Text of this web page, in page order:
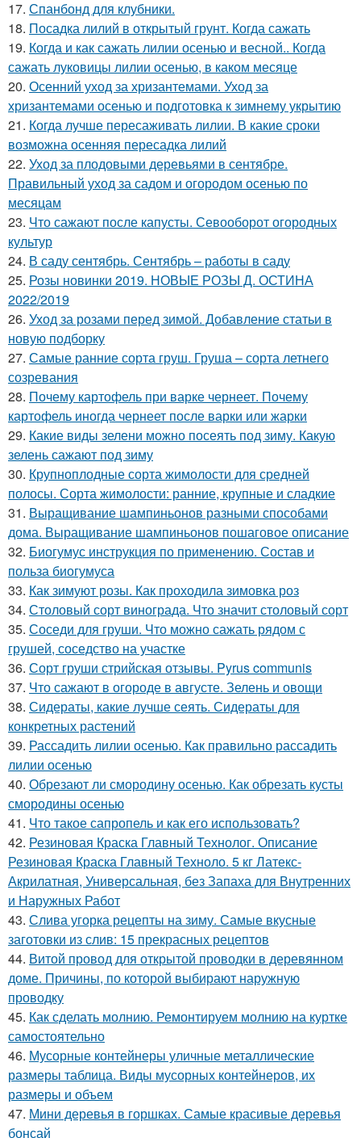
17. Спанбонд для клубники.
18. Посадка лилий в открытый грунт. Когда сажать
19. Когда и как сажать лилии осенью и весной.. Когда
сажать луковицы лилии осенью, в каком месяце
20. Осенний уход за хризантемами. Уход за
хризантемами осенью и подготовка к зимнему укрытию
21. Когда лучше пересаживать лилии. В какие сроки
возможна осенняя пересадка лилий
22. Уход за плодовыми деревьями в сентябре.
Правильный уход за садом и огородом осенью по
месяцам
23. Что сажают после капусты. Севооборот огородных
культур
24. В саду сентябрь. Сентябрь – работы в саду
25. Розы новинки 2019. НОВЫЕ РОЗЫ Д. ОСТИНА
2022/2019
26. Уход за розами перед зимой. Добавление статьи в
новую подборку
27. Самые ранние сорта груш. Груша – сорта летнего
созревания
28. Почему картофель при варке чернеет. Почему
картофель иногда чернеет после варки или жарки
29. Какие виды зелени можно посеять под зиму. Какую
зелень сажают под зиму
30. Крупноплодные сорта жимолости для средней
полосы. Сорта жимолости: ранние, крупные и сладкие
31. Выращивание шампиньонов разными способами
дома. Выращивание шампиньонов пошаговое описание
32. Биогумус инструкция по применению. Состав и
польза биогумуса
33. Как зимуют розы. Как проходила зимовка роз
34. Столовый сорт винограда. Что значит столовый сорт
35. Соседи для груши. Что можно сажать рядом с
грушей, соседство на участке
36. Сорт груши стрийская отзывы. Pyrus communis
37. Что сажают в огороде в августе. Зелень и овощи
38. Сидераты, какие лучше сеять. Сидераты для
конкретных растений
39. Рассадить лилии осенью. Как правильно рассадить
лилии осенью
40. Обрезают ли смородину осенью. Как обрезать кусты
смородины осенью
41. Что такое сапропель и как его использовать?
42. Резиновая Краска Главный Технолог. Описание
Резиновая Краска Главный Техноло. 5 кг Латекс-
Акрилатная, Универсальная, без Запаха для Внутренних
и Наружных Работ
43. Слива угорка рецепты на зиму. Самые вкусные
заготовки из слив: 15 прекрасных рецептов
44. Витой провод для открытой проводки в деревянном
доме. Причины, по которой выбирают наружную
проводку
45. Как сделать молнию. Ремонтируем молнию на куртке
самостоятельно
46. Мусорные контейнеры уличные металлические
размеры таблица. Виды мусорных контейнеров, их
размеры и объем
47. Мини деревья в горшках. Самые красивые деревья
бонсай